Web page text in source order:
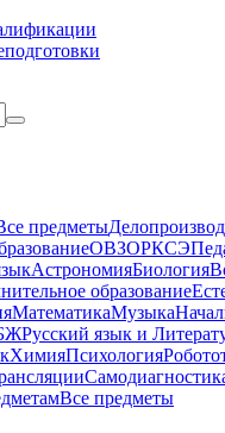
предметы
ОВЗОРКСЭ
АстрономияБиология
образование
МатематикаМузыка
Русский язык и
ХимияПсихология
Все предметы